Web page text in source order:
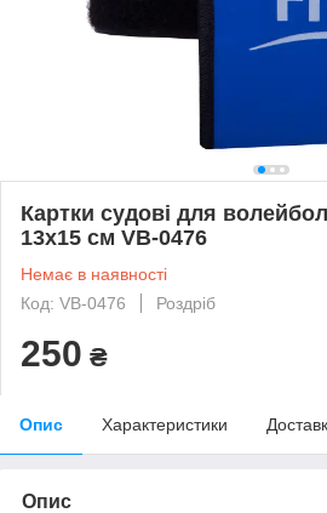
Картки судові для
13x15 см VB-0476
Немає в наявності
Код: VB-0476
Роздріб
250 ₴
Опис Характеристики
Опис